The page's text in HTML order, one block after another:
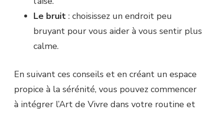
Le bruit : choisissez un endroit peu
bruyant pour vous aider à vous sentir plus
calme.
En suivant ces conseils et en créant un espace
propice à la sérénité, vous pouvez commencer
à intégrer l’Art de Vivre dans votre routine et